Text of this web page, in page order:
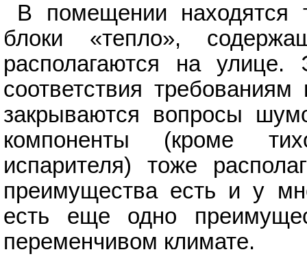
В помещении находятся
блоки «тепло»,
располагаются на
соответствия
закрываются вопросы
компоненты (кроме
испарителя) тоже
преимущества есть и у
есть еще одно
переменчивом климате.